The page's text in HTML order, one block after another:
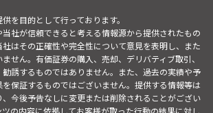
を目的として行っております。
社が信頼できると考える情報源から提供されたもの
はその正確性や完全性について意見を表明し、また
せん。有価証券の購入、売却、デリバティブ取引、
誘するものではありません。また、過去の実績や予
保証するものではございません。提供する情報等は
今後予告なしに変更または削除されることがござい